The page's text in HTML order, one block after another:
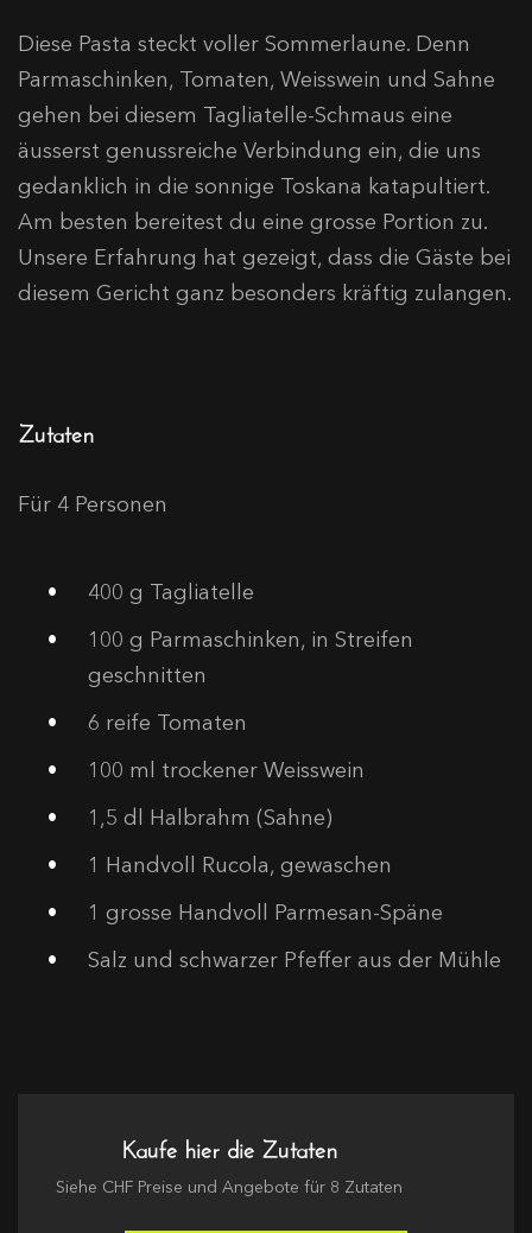
Diese Pasta steckt voller Sommerlaune. Denn
Parmaschinken, Tomaten, Weisswein und Sahne
gehen bei diesem Tagliatelle-Schmaus eine
äusserst genussreiche Verbindung ein, die uns
gedanklich in die sonnige Toskana katapultiert.
Am besten bereitest du eine grosse Portion zu.
Unsere Erfahrung hat gezeigt, dass die Gäste bei
diesem Gericht ganz besonders kräftig zulangen.
Zutaten
Für 4 Personen
400 g Tagliatelle
100 g Parmaschinken, in Streifen
geschnitten
6 reife Tomaten
100 ml trockener Weisswein
1,5 dl Halbrahm (Sahne)
1 Handvoll Rucola, gewaschen
1 grosse Handvoll Parmesan-Späne
Salz und schwarzer Pfeffer aus der Mühle
Kaufe hier die Zutaten
Siehe CHF Preise und Angebote für 8 Zutaten